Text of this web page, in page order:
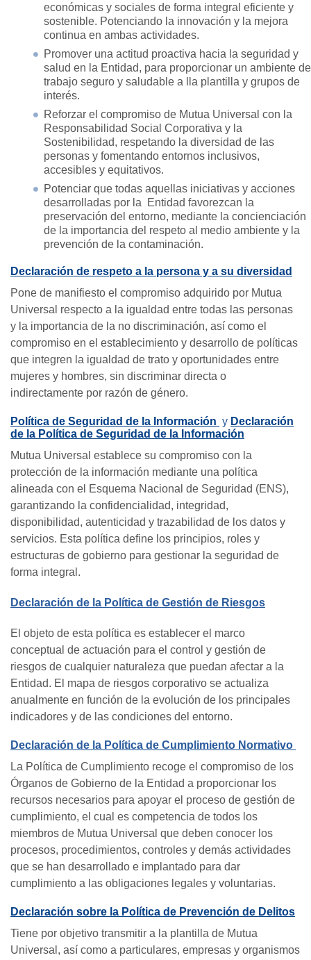
económicas y sociales de forma integral eficiente y
sostenible. Potenciando la innovación y la mejora
continua en ambas actividades.
Promover una actitud proactiva hacia la seguridad y
salud en la Entidad, para proporcionar un ambiente de
trabajo seguro y saludable a lla plantilla y grupos de
interés.
Reforzar el compromiso de Mutua Universal con la
Responsabilidad Social Corporativa y la
Sostenibilidad, respetando la diversidad de las
personas y fomentando entornos inclusivos,
accesibles y equitativos.
Potenciar que todas aquellas iniciativas y acciones
desarrolladas por la Entidad favorezcan la
preservación del entorno, mediante la concienciación
de la importancia del respeto al medio ambiente y la
prevención de la contaminación.
Declaración de respeto a la persona y a su diversidad
Pone de manifiesto el compromiso adquirido por Mutua
Universal respecto a la igualdad entre todas las personas
y la importancia de la no discriminación, así como el
compromiso en el establecimiento y desarrollo de políticas
que integren la igualdad de trato y oportunidades entre
mujeres y hombres, sin discriminar directa o
indirectamente por razón de género.
Política de Seguridad de la Información y Declaración
de la Política de Seguridad de la Información
Mutua Universal establece su compromiso con la
protección de la información mediante una política
alineada con el Esquema Nacional de Seguridad (ENS),
garantizando la confidencialidad, integridad,
disponibilidad, autenticidad y trazabilidad de los datos y
servicios. Esta política define los principios, roles y
estructuras de gobierno para gestionar la seguridad de
forma integral.
Declaración de la Política de Gestión de Riesgos
El objeto de esta política es establecer el marco
conceptual de actuación para el control y gestión de
riesgos de cualquier naturaleza que puedan afectar a la
Entidad. El mapa de riesgos corporativo se actualiza
anualmente en función de la evolución de los principales
indicadores y de las condiciones del entorno.
Declaración de la Política de Cumplimiento Normativo
La Política de Cumplimiento recoge el compromiso de los
Órganos de Gobierno de la Entidad a proporcionar los
recursos necesarios para apoyar el proceso de gestión de
cumplimiento, el cual es competencia de todos los
miembros de Mutua Universal que deben conocer los
procesos, procedimientos, controles y demás actividades
que se han desarrollado e implantado para dar
cumplimiento a las obligaciones legales y voluntarias.
Declaración sobre la Política de Prevención de Delitos
Tiene por objetivo transmitir a la plantilla de Mutua
Universal, así como a particulares, empresas y organismos